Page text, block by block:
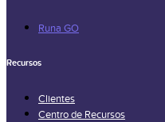
Runa GO
Recursos
Clientes
Centro de Recursos